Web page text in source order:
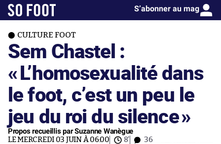
S’abonner au mag
CULTURE FOOT
Sem Chastel :
«L’homosexualité dans
le foot, c’est un peu le
jeu du roi du silence»
Propos recueillis par Suzanne Wanègue
LE MERCREDI 03 JUIN À 06:00 8' 36